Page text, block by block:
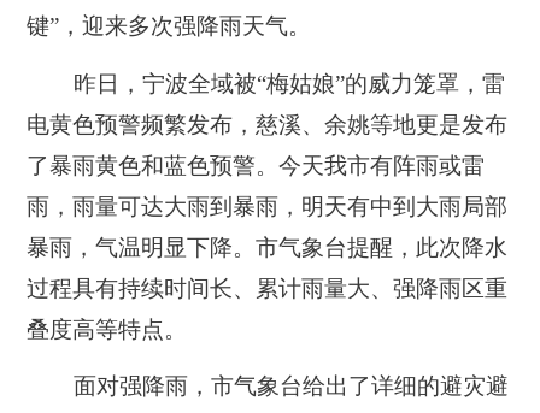
键”，迎来多次强降雨天气。
昨日，宁波全域被“梅姑娘”的威力笼罩，雷
电黄色预警频繁发布，慈溪、余姚等地更是发布
了暴雨黄色和蓝色预警。今天我市有阵雨或雷
雨，雨量可达大雨到暴雨，明天有中到大雨局部
暴雨，气温明显下降。市气象台提醒，此次降水
过程具有持续时间长、累计雨量大、强降雨区重
叠度高等特点。
面对强降雨，市气象台给出了详细的避灾避